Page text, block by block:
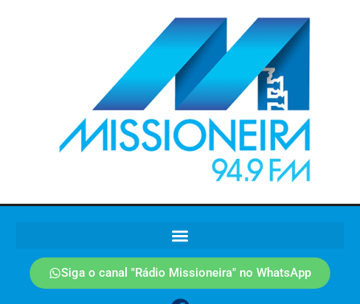
Siga o canal "Rádio Missioneira" no WhatsApp